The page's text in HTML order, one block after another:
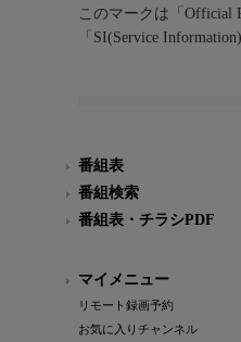
このマークは「Official
「SI(Service
番組表
番組検索
番組表・チラシPDF
マイメニュー
リモート録画予約
お気に入りチャンネル